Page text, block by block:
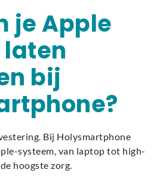
je Apple
laten
bij
Bij Holysmartphone
systeem, van laptop tot high-
hoogste zorg.